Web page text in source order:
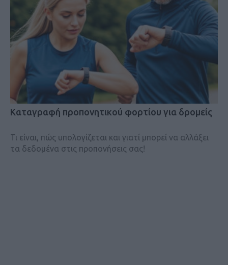
Kαταγραφή προπονητικού φορτίου για δρομείς
Τι είναι, πώς υπολογίζεται και γιατί μπορεί να αλλάξει
τα δεδομένα στις προπονήσεις σας!